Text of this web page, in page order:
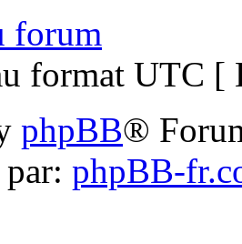
forum
format UTC [
phpBB®
phpBB-